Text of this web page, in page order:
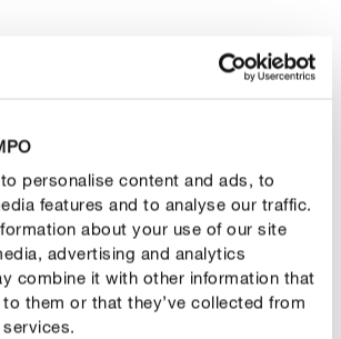
personalise content and ads, to
features and to analyse our traffic.
about your use of our site
advertising and analytics
combine it with other information that
them or that they’ve collected from
concentrado de nutrientes, e Perlite,
de promover o arejamento das raízes,
absorção por parte da planta.
para todo o tipo de gerânios e
de interior e exterior.